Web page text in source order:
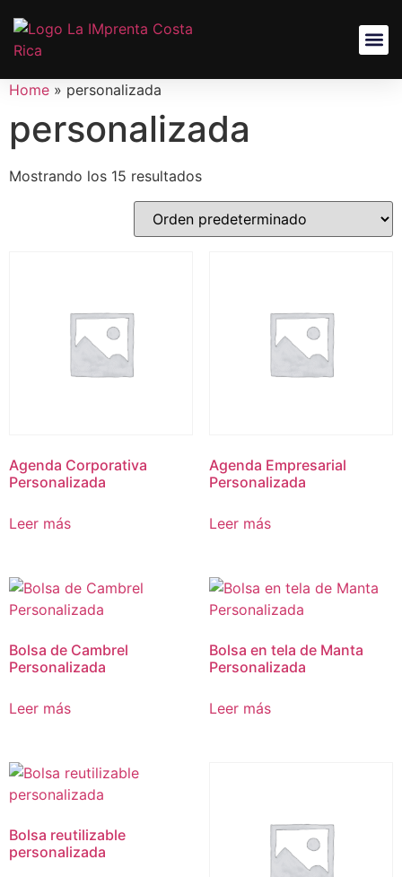
Home » personalizada
personalizada
Mostrando los 15 resultados
Agenda Corporativa
Personalizada
Leer más
Agenda Empresarial
Personalizada
Leer más
Bolsa de Cambrel
Personalizada
Leer más
Bolsa en tela de Manta
Personalizada
Leer más
Bolsa reutilizable
personalizada